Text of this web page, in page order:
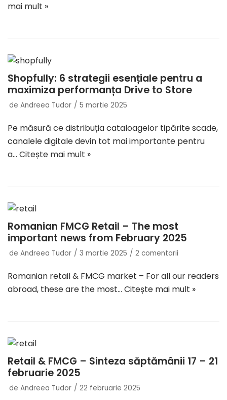
mai mult »
Shopfully: 6 strategii esențiale pentru a
maximiza performanța Drive to Store
de Andreea Tudor 5 martie 2025
Pe măsură ce distribuția cataloagelor tipărite scade,
canalele digitale devin tot mai importante pentru
a… Citește mai mult »
Romanian FMCG Retail – The most
important news from February 2025
de Andreea Tudor 3 martie 2025 2 comentarii
Romanian retail & FMCG market – For all our readers
abroad, these are the most… Citește mai mult »
Retail & FMCG – Sinteza săptămânii 17 – 21
februarie 2025
de Andreea Tudor 22 februarie 2025